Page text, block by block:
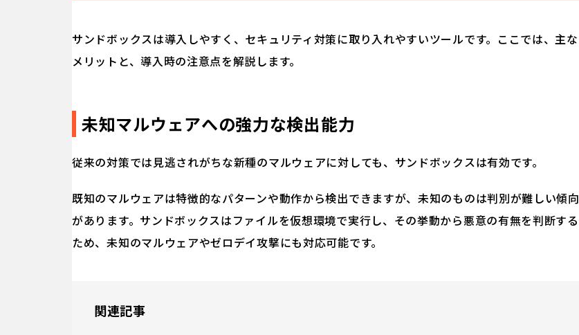
サンドボックスは導入しやすく、セキュリティ対策に取り入れやすいツールです。ここでは、主な
メリットと、導入時の注意点を解説します。
未知マルウェアへの強力な検出能力
従来の対策では見逃されがちな新種のマルウェアに対しても、サンドボックスは有効です。
既知のマルウェアは特徴的なパターンや動作から検出できますが、未知のものは判別が難しい傾向
があります。サンドボックスはファイルを仮想環境で実行し、その挙動から悪意の有無を判断する
ため、未知のマルウェアやゼロデイ攻撃にも対応可能です。
関連記事